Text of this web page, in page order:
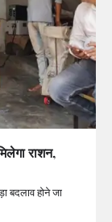
राशन,
बदलाव होने जा